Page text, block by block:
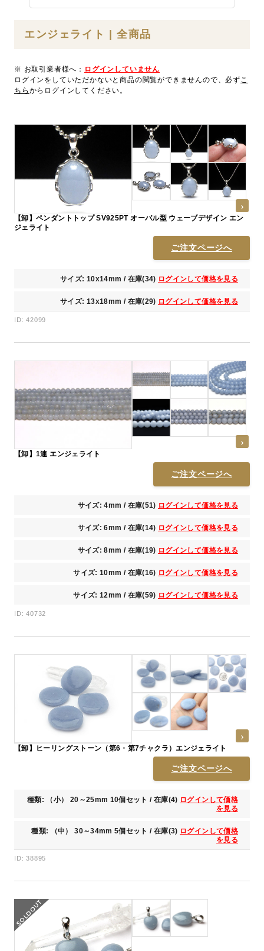
エンジェライト | 全商品
※ お取引業者様へ： ログインしていません
ログインをしていただかないと商品の閲覧ができませんので、必ずこ
ちら からログインしてください。
【卸】ペンダントトップ SV925PT オーバル型 ウェーブデザイン エン
ジェライト
ご注文ページへ
サイズ: 10x14mm / 在庫(34) ログインして価格を見る
サイズ: 13x18mm / 在庫(29) ログインして価格を見る
ID: 42099
【卸】1連 エンジェライト
ご注文ページへ
サイズ: 4mm / 在庫(51) ログインして価格を見る
サイズ: 6mm / 在庫(14) ログインして価格を見る
サイズ: 8mm / 在庫(19) ログインして価格を見る
サイズ: 10mm / 在庫(16) ログインして価格を見る
サイズ: 12mm / 在庫(59) ログインして価格を見る
ID: 40732
【卸】ヒーリングストーン（第6・第7チャクラ）エンジェライト
ご注文ページへ
種類: （小） 20～25mm 10個セット / 在庫(4) ログインして価格
を見る
種類: （中） 30～34mm 5個セット / 在庫(3) ログインして価格
を見る
ID: 38895